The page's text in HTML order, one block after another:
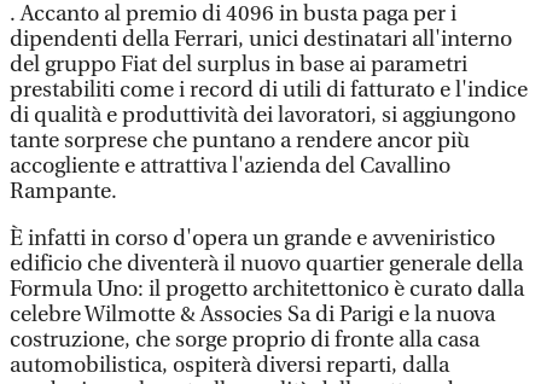
. Accanto al premio di 4096 in busta paga per i
dipendenti della Ferrari, unici destinatari all'interno
del gruppo Fiat del surplus in base ai parametri
prestabiliti come i record di utili di fatturato e l'indice
di qualità e produttività dei lavoratori, si aggiungono
tante sorprese che puntano a rendere ancor più
accogliente e attrattiva l'azienda del Cavallino
Rampante.
È infatti in corso d'opera un grande e avveniristico
edificio che diventerà il nuovo quartier generale della
Formula Uno: il progetto architettonico è curato dalla
celebre Wilmotte & Associes Sa di Parigi e la nuova
costruzione, che sorge proprio di fronte alla casa
automobilistica, ospiterà diversi reparti, dalla